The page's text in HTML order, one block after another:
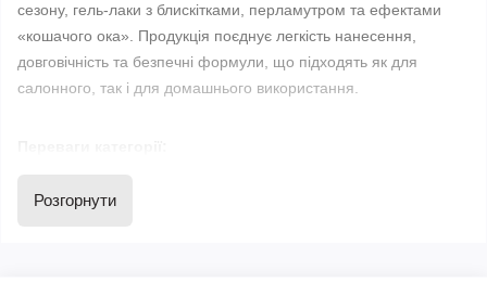
сезону, гель‑лаки з блискітками, перламутром та ефектами
«кошачого ока». Продукція поєднує легкість нанесення,
довговічність та безпечні формули, що підходять як для
салонного, так і для домашнього використання.
Стійке покриття до 3–4 тижнів
Розгорнути